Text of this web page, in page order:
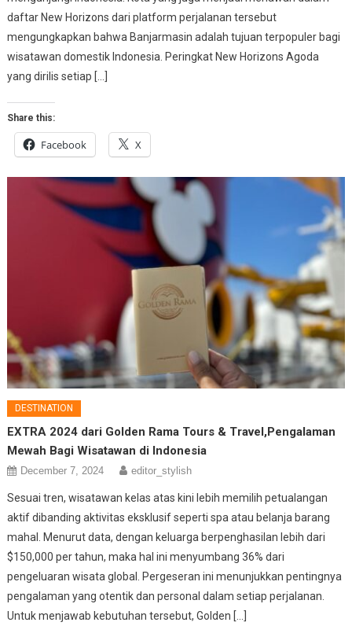
daftar New Horizons dari platform perjalanan tersebut
mengungkapkan bahwa Banjarmasin adalah tujuan terpopuler bagi
wisatawan domestik Indonesia. Peringkat New Horizons Agoda
yang dirilis setiap […]
Share this:
Facebook X
DESTINATION
EXTRA 2024 dari Golden Rama Tours & Travel,Pengalaman
Mewah Bagi Wisatawan di Indonesia
December 7, 2024 editor_stylish
Sesuai tren, wisatawan kelas atas kini lebih memilih petualangan
aktif dibanding aktivitas eksklusif seperti spa atau belanja barang
mahal. Menurut data, dengan keluarga berpenghasilan lebih dari
$150,000 per tahun, maka hal ini menyumbang 36% dari
pengeluaran wisata global. Pergeseran ini menunjukkan pentingnya
pengalaman yang otentik dan personal dalam setiap perjalanan.
Untuk menjawab kebutuhan tersebut, Golden […]